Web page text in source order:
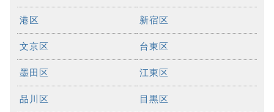
港区 新宿区
文京区 台東区
墨田区 江東区
品川区 目黒区